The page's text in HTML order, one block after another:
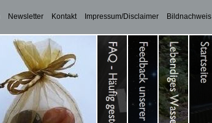
Newsletter Kontakt Impressum/Disclaimer Bildnachweis